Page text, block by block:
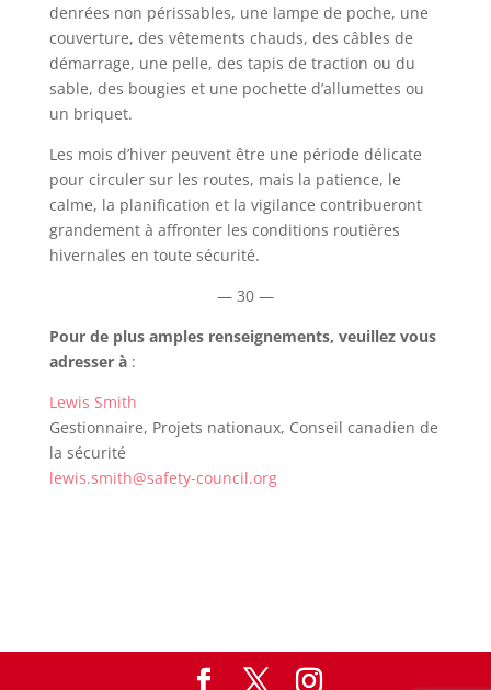
denrées non périssables, une lampe de poche, une
couverture, des vêtements chauds, des câbles de
démarrage, une pelle, des tapis de traction ou du
sable, des bougies et une pochette d’allumettes ou
un briquet.
Les mois d’hiver peuvent être une période délicate
pour circuler sur les routes, mais la patience, le
calme, la planification et la vigilance contribueront
grandement à affronter les conditions routières
hivernales en toute sécurité.
— 30 —
Pour de plus amples renseignements, veuillez vous
adresser à :
Lewis Smith
Gestionnaire, Projets nationaux, Conseil canadien de
la sécurité
lewis.smith@safety-council.org